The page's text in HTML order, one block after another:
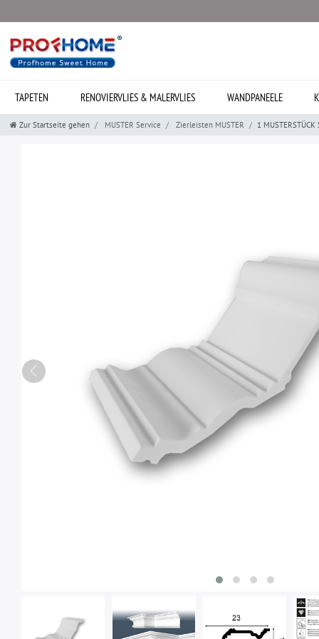
TAPETEN RENOVIERVLIES & MALERVLIES WANDPANEELE
Zur Startseite gehen MUSTER Service Zierleisten MUSTER 1